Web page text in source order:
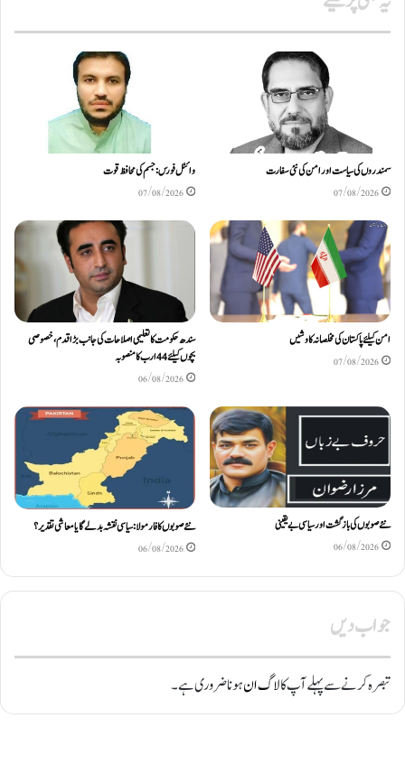
سمندروں کی سیاست اور امن کی نئی سفارت
07/08/2026
وائٹل فورس: جسم کی محافظ قوت
07/08/2026
امن کیلئے پاکستان کی مخلصانہ کاوشیں
07/08/2026
سندھ حکومت کا تعلیمی اصلاحات کی جانب بڑا قدم، خصوصی
بچوں کیلئے44 ارب کا منصوبہ
06/08/2026
نئے صوبوں کی بازگشت اور سیاسی بے یقینی
06/08/2026
نئے صوبوں کا فارمولا: سیاسی نقشہ بدلے گا یا معاشی تقدیر؟
06/08/2026
جواب دیں
تبصرہ کرنے سے پہلے آپ کالاگ انہونا ضروری ہے۔